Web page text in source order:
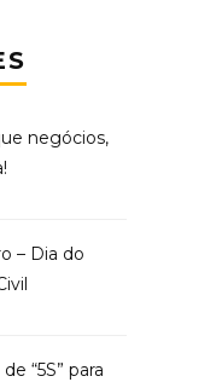
negócios,
– Dia do
“5S” para